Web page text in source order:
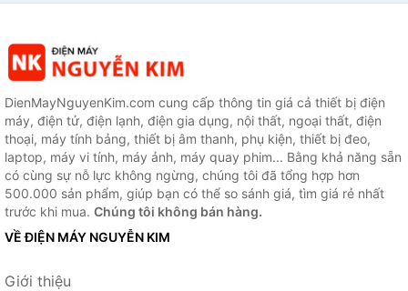
DienMayNguyenKim.com cung cấp thông tin giá cả thiết bị điện
máy, điện tử, điện lạnh, điện gia dụng, nội thất, ngoại thất, điện
thoại, máy tính bảng, thiết bị âm thanh, phụ kiện, thiết bị đeo,
laptop, máy vi tính, máy ảnh, máy quay phim... Bằng khả năng sẵn
có cùng sự nỗ lực không ngừng, chúng tôi đã tổng hợp hơn
500.000 sản phẩm, giúp bạn có thể so sánh giá, tìm giá rẻ nhất
trước khi mua. Chúng tôi không bán hàng.
VỀ ĐIỆN MÁY NGUYỄN KIM
Giới thiệu